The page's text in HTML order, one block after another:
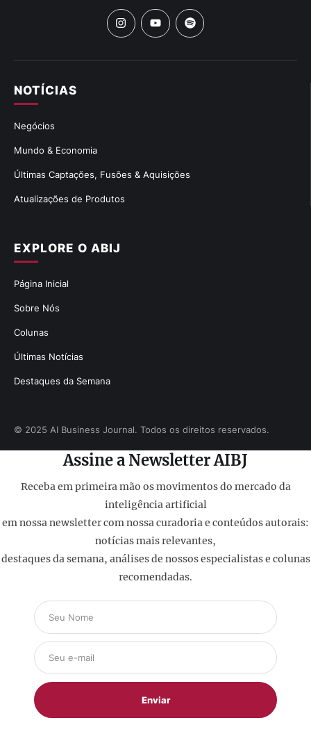
EXPLORE O ABIJ
Página Inicial
Sobre Nós
Colunas
Últimas Notícias
Destaques da Semana
NOTÍCIAS
Negócios
Mundo & Economia
Últimas Captações, Fusões & Aquisições
Atualizações de Produtos
© 2025 AI Business Journal. Todos os direitos reservados.
Assine a Newsletter AIBJ
Receba em primeira mão os movimentos do mercado da
inteligência artificial
em nossa newsletter com nossa curadoria e conteúdos autorais:
notícias mais relevantes,
destaques da semana, análises de nossos especialistas e colunas
recomendadas.